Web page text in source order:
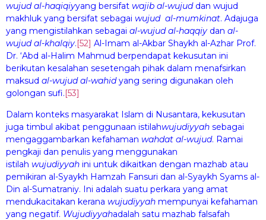
wujud al-haqiqiyyang bersifat wajib al-wujuddan wujud
makhluk yang bersifat sebagai wujud al-mumkinat. Adajuga
yang mengistilahkan sebagai al-wujud al-haqqiy dan al-
wujud al-khalqiy.[52] Al-Imam al-Akbar Shaykh al-Azhar Prof.
Dr. ‘Abd al-Halim Mahmud berpendapat kekusutan ini
berikutan kesalahan sesetengah pihak dalam menafsirkan
maksud al-wujud al-wahidyang sering digunakan oleh
golongan sufi.[53]
Dalam konteks masyarakat Islam di Nusantara, kekusutan
juga timbul akibat penggunaan istilahwujudiyyah sebagai
mengaggambarkan kefahaman wahdat al-wujud. Ramai
pengkaji dan penulis yang menggunakan
istilah wujudiyyah ini untuk dikaitkan dengan mazhab atau
pemikiran al-Syaykh Hamzah Fansuri dan al-Syaykh Syams al-
Din al-Sumatraniy. Ini adalah suatu perkara yang amat
mendukacitakan kerana wujudiyyah mempunyai kefahaman
yang negatif. Wujudiyyahadalah satu mazhab falsafah